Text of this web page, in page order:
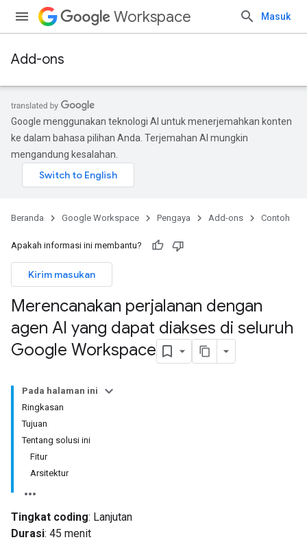
Workspace Masuk
Add-ons
Google menggunakan teknologi AI untuk menerjemahkan konten
ke dalam bahasa pilihan Anda. Terjemahan AI mungkin
mengandung kesalahan.
Beranda Google Workspace Pengaya Add-ons Contoh
Apakah informasi ini membantu?
Kirim masukan
Merencanakan perjalanan dengan
agen AI yang dapat diakses di seluruh
Google Workspace
Pada halaman ini
Ringkasan
Tujuan
Tentang solusi ini
Fitur
Arsitektur
Tingkat coding: Lanjutan
Durasi: 45 menit